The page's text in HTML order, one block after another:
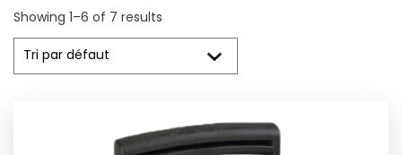
Showing 1–6 of 7 results